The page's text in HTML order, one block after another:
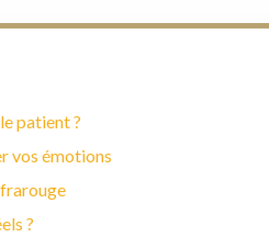
patient ?
vos émotions
?